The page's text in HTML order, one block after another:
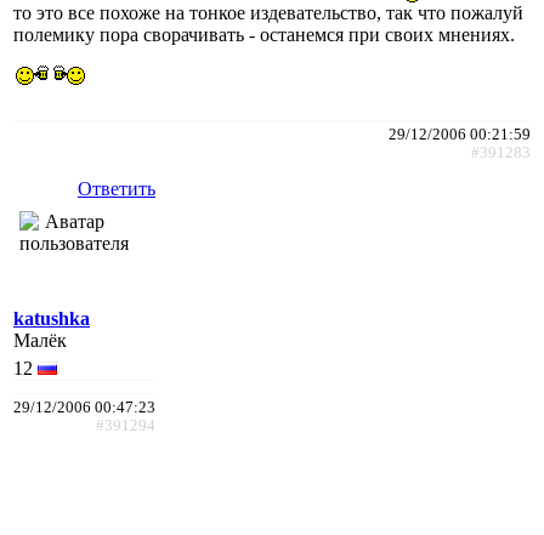
то это все похоже на тонкое издевательство, так что пожалуй
полемику пора сворачивать - останемся при своих мнениях.
29/12/2006 00:21:59
#391283
Ответить
katushka
Малёк
12
29/12/2006 00:47:23
#391294